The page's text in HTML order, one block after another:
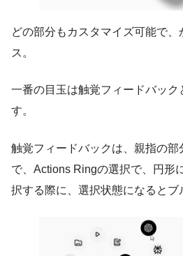
どの部分もカスタマイズ可能で、
ス。
一番の目玉は触覚フィードバック
す。
触覚フィードバックは、親指の
で、Actions Ringの選択で、円形
択する際に、選択状態になるとブ